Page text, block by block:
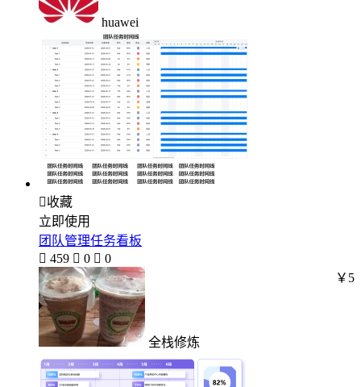
huawei
收藏
立即使用
团队管理任务看板
 459  0  0
全栈修炼
￥5